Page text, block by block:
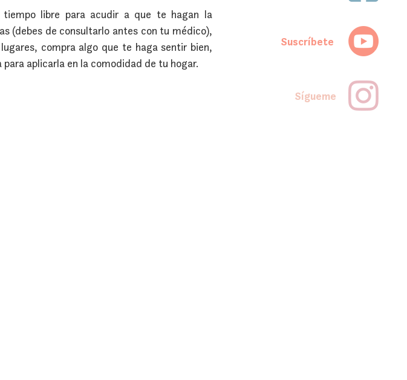
Suscríbete
Sígueme
libre para acudir a que te hagan la
(debes de consultarlo antes con tu médico),
compra algo que te haga sentir bien,
aplicarla en la comodidad de tu hogar.